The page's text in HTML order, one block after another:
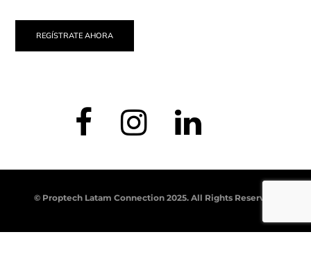
REGÍSTRATE AHORA
© Proptech Latam Connection 2025. All Rights Reserved.